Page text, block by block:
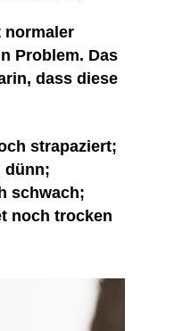
normaler
Problem. Das
dass diese
strapaziert;
dünn;
schwach;
noch trocken